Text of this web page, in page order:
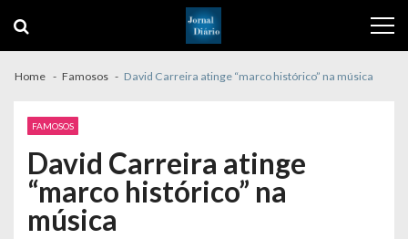
navigation
content
Home Famosos David Carreira atinge “marco histórico” na música
FAMOSOS
David Carreira atinge
“marco histórico” na
música